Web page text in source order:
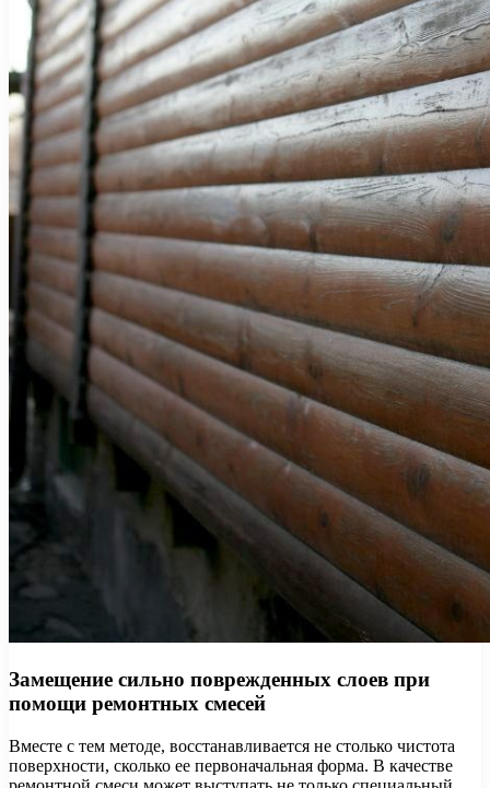
Замещение сильно поврежденных слоев при
помощи ремонтных смесей
Вместе с тем методе, восстанавливается не столько чистота
поверхности, сколько ее первоначальная форма. В качестве